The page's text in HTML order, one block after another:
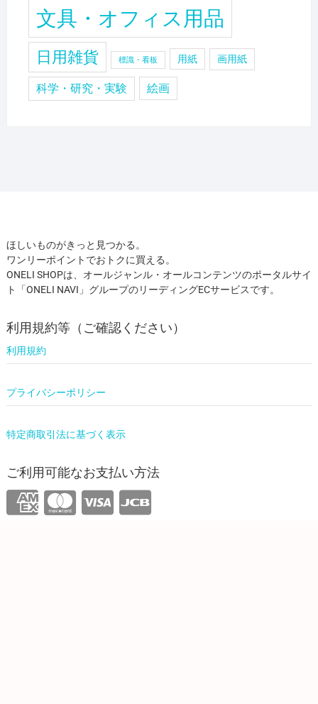
文具・オフィス用品
日用雑貨 標識・看板 用紙 画用紙
科学・研究・実験 絵画
ほしいものがきっと見つかる。
ワンリーポイントでおトクに買える。
ONELI SHOPは、オールジャンル・オールコンテンツのポータルサイ
ト「ONELI NAVI」グループのリーディングECサービスです。
利用規約等（ご確認ください）
利用規約
プライバシーポリシー
特定商取引法に基づく表示
ご利用可能なお支払い方法